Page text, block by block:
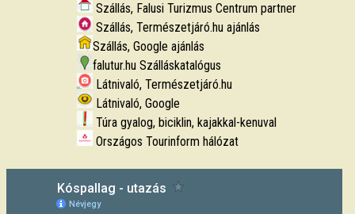
Szállás, Falusi Turizmus Centrum partner
Szállás, Természetjáró.hu ajánlás
Szállás, Google ajánlás
falutur.hu Szálláskatalógus
Látnivaló, Természetjáró.hu
Látnivaló, Google
Túra gyalog, biciklin, kajakkal-kenuval
Országos Tourinform hálózat